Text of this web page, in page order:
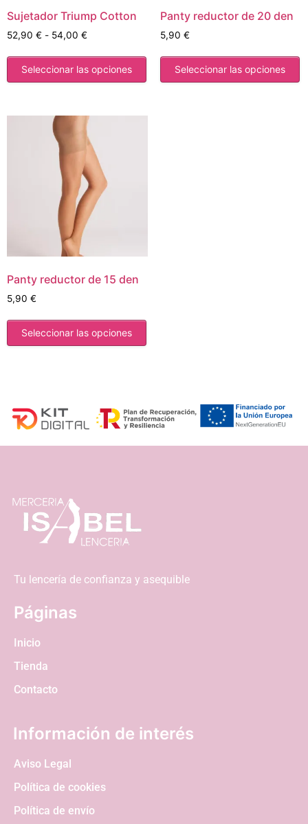
Sujetador Triump Cotton
52,90 € - 54,00 €
Seleccionar las opciones
Panty reductor de 20 den
5,90 €
Seleccionar las opciones
Panty reductor de 15 den
5,90 €
Seleccionar las opciones
Tu lencería de confianza y asequible
Páginas
Inicio
Tienda
Contacto
Información de interés
Aviso Legal
Política de cookies
Política de envío